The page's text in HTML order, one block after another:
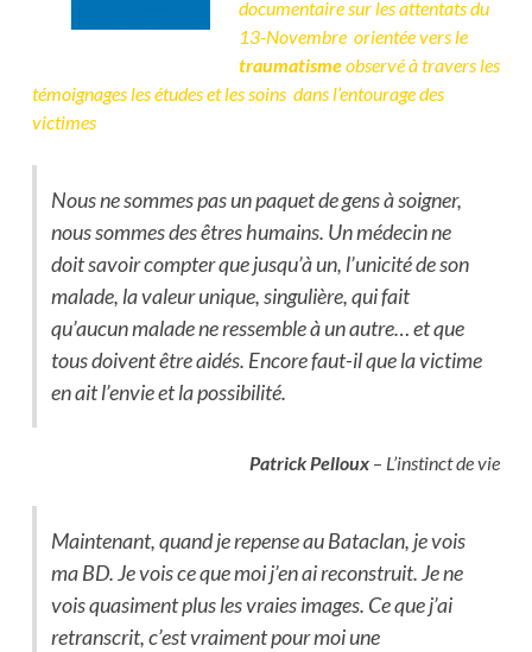
documentaire sur les attentats du
13-Novembre orientée vers le
traumatismeobservé à travers les
témoignages les études et les soins dans l’entourage des
victimes
Nous ne sommes pas un paquet de gens à soigner,
nous sommes des êtres humains. Un médecin ne
doit savoir compter que jusqu’à un, l’unicité de son
malade, la valeur unique, singulière, qui fait
qu’aucun malade ne ressemble à un autre… et que
tous doivent être aidés. Encore faut-il que la victime
en ait l’envie et la possibilité.
Patrick Pelloux – L’instinct de vie
Maintenant, quand je repense au Bataclan­­, je vois
ma BD. Je vois ce que moi j’en ai reconstruit. Je ne
vois quasiment plus les vraies images. Ce que j’ai
retranscrit, c’est vraiment pour moi une